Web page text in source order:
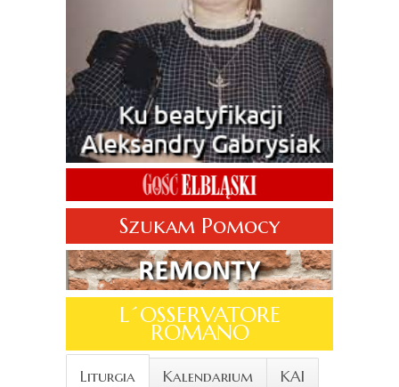
Szukam Pomocy
L´OSSERVATORE
ROMANO
Liturgia Kalendarium KAI